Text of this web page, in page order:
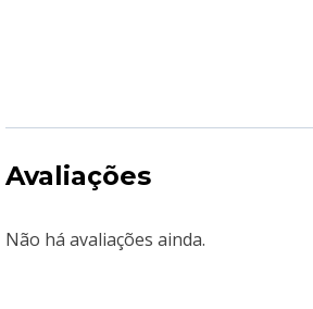
Avaliações
Não há avaliações ainda.